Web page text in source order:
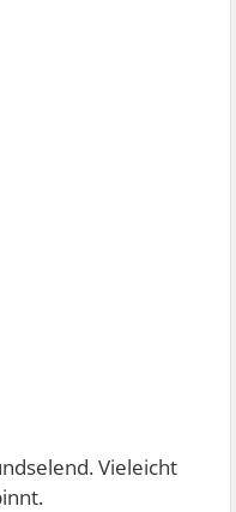
Vieleicht